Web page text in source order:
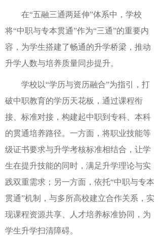
在“五融三通两延伸”体系中， 学校
将“中职与专本贯通”作为“三通”的重要内
容，为学生搭建了畅通的升学桥梁，推动
升学人数与培养质量同步提升。
学校以“学历与资历融合”为指引，打
破中职教育的学历天花板，通过课程衔
接、标准对接，构建起中职到专科、本科
的贯通培养路径。一方面，将职业技能等
级证书要求与升学考核标准相结合，让学
生在提升技能的同时，满足升学理论与实
践双重需求；另一方面，依托“中职与专本
贯通”机制，与多所高校建立合作关系，实
现课程资源共享、人才培养标准协同，为
学生升学扫清障碍。